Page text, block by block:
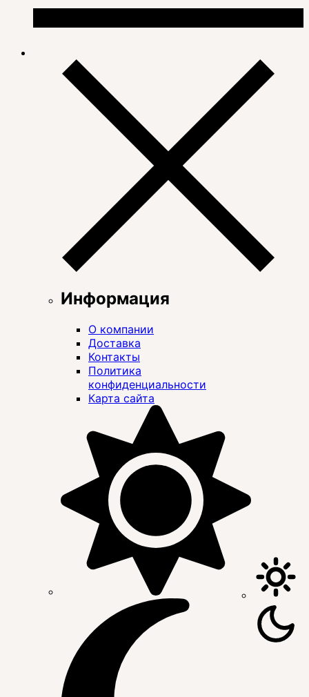
Информация
О компании
Доставка
Контакты
Политика
конфиденциальности
Карта сайта